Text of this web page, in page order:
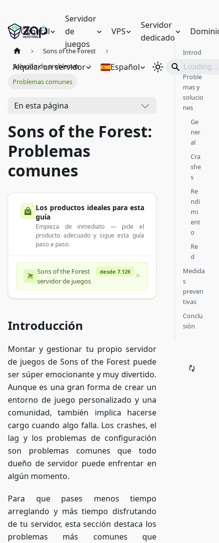
General
Servidor
de
juegos
VPS
Servidor
dedicado
Alquilar un servidor Español
Sons of the Forest
Solución de problemas
Problemas comunes
En esta página
Sons of the Forest:
Problemas
comunes
Los productos ideales para esta
guía
Empieza de inmediato — pide el
producto adecuado y sigue esta guía
paso a paso.
Sons of the Forest
servidor de juegos
desde 7.12€
Introducción
Montar y gestionar tu propio servidor
de juegos de Sons of the Forest puede
ser súper emocionante y muy divertido.
Aunque es una gran forma de crear un
entorno de juego personalizado y una
comunidad, también implica hacerse
cargo cuando algo falla. Los crashes, el
lag y los problemas de configuración
son problemas comunes que todo
dueño de servidor puede enfrentar en
algún momento.
Para que pases menos tiempo
arreglando y más tiempo disfrutando
de tu servidor, esta sección destaca los
problemas más comunes que
Introd
ucción
Proble
mas y
solucio
nes
Ge
ner
al
Cra
she
s
Re
ndi
mi
ent
o
Re
d
Medida
s
preven
tivas
Conclu
sión